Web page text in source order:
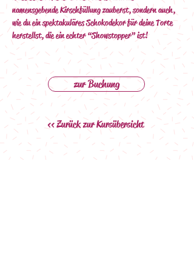
namensgebende Kirschfüllung zauberst, sondern auch,
wie du ein spektakuläres Schokodekor für deine Torte
herstellst, die ein echter “Showstopper” ist!
zur Buchung
<< Zurück zur Kursübersicht